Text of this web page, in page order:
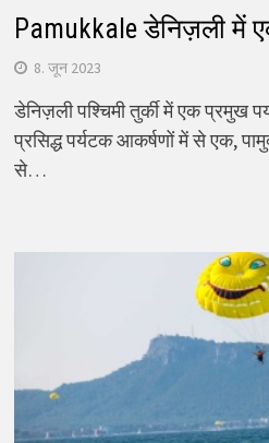
Pamukkale डेनिज़ली में
8. जून 2023
डेनिज़ली पश्चिमी तुर्की में एक प्रमुख
प्रसिद्ध पर्यटक आकर्षणों में से एक,
से…